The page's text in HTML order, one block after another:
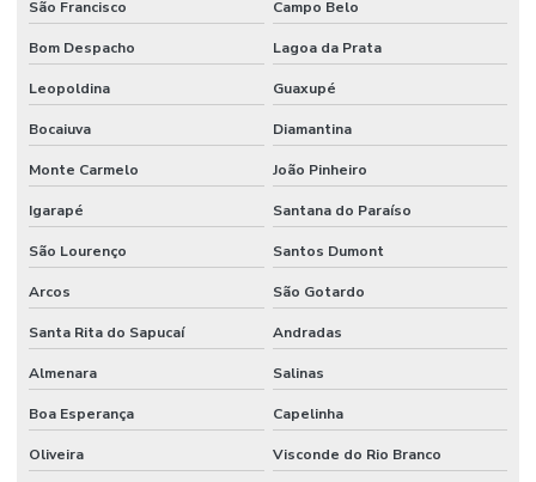
São Francisco Campo Belo
Bom Despacho Lagoa da Prata
Leopoldina Guaxupé
Bocaiuva Diamantina
Monte Carmelo João Pinheiro
Igarapé Santana do Paraíso
São Lourenço Santos Dumont
Arcos São Gotardo
Santa Rita do Sapucaí Andradas
Almenara Salinas
Boa Esperança Capelinha
Oliveira Visconde do Rio Branco